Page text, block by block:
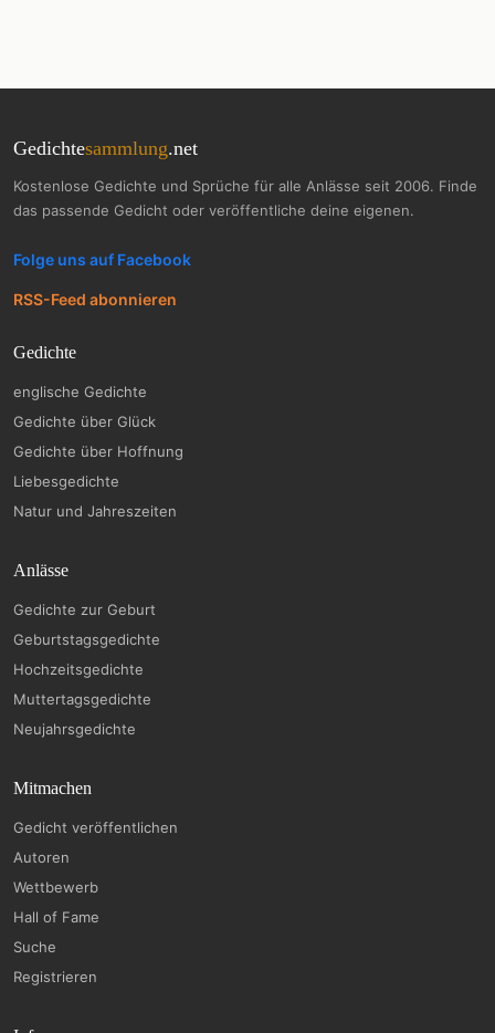
Gedichtesammlung.net
Kostenlose Gedichte und Sprüche für alle Anlässe seit 2006. Finde
das passende Gedicht oder veröffentliche deine eigenen.
Folge uns auf Facebook
RSS-Feed abonnieren
Gedichte
englische Gedichte
Gedichte über Glück
Gedichte über Hoffnung
Liebesgedichte
Natur und Jahreszeiten
Anlässe
Gedichte zur Geburt
Geburtstagsgedichte
Hochzeitsgedichte
Muttertagsgedichte
Neujahrsgedichte
Mitmachen
Gedicht veröffentlichen
Autoren
Wettbewerb
Hall of Fame
Suche
Registrieren